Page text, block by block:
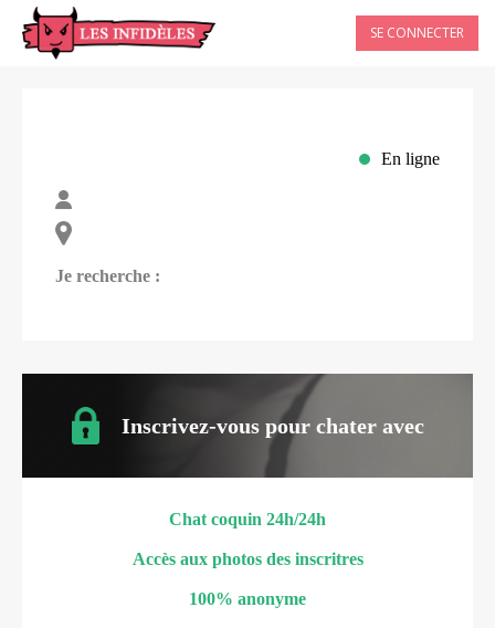
SE CONNECTER
En ligne
Je recherche :
Inscrivez-vous pour chater avec
Chat coquin 24h/24h
Accès aux photos des inscritres
100% anonyme